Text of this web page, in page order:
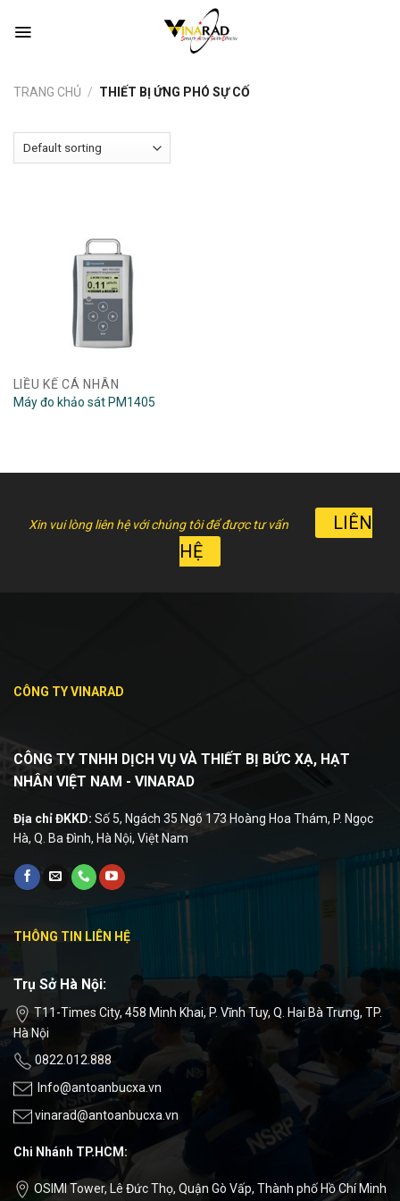
TRANG CHỦ / THIẾT BỊ ỨNG PHÓ SỰ CỐ
LIỀU KẾ CÁ NHÂN
Máy đo khảo sát PM1405
Xin vui lòng liên hệ với chúng tôi để được tư vấn
LIÊN
HỆ
CÔNG TY VINARAD
CÔNG TY TNHH DỊCH VỤ VÀ THIẾT BỊ BỨC XẠ, HẠT
NHÂN VIỆT NAM - VINARAD
Địa chỉ ĐKKD: Số 5, Ngách 35 Ngõ 173 Hoàng Hoa Thám, P. Ngọc
Hà, Q. Ba Đình, Hà Nội, Việt Nam
THÔNG TIN LIÊN HỆ
Trụ Sở Hà Nội:
T11-Times City, 458 Minh Khai, P. Vĩnh Tuy, Q. Hai Bà Trưng, TP.
Hà Nội
0822.012.888
Info@antoanbucxa.vn
vinarad@antoanbucxa.vn
Chi Nhánh TP.HCM:
OSIMI Tower, Lê Đức Thọ, Quận Gò Vấp, Thành phố Hồ Chí Minh